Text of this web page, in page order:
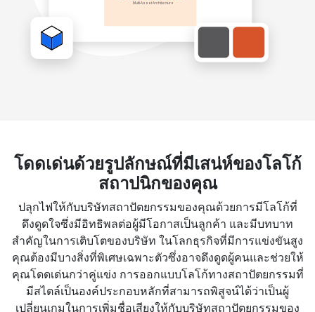
โดดเด่นด้วยรูปลักษณ์ที่มีเสน่ห์ของโลโก้
สถาปนิกของคุณ
ปลุกไฟให้กับบริษัทสถาปัตยกรรมของคุณด้วยการมีโลโก้ที่
ดึงดูดใจซึ่งมีอิทธิพลต่อผู้มีโอกาสเป็นลูกค้า และมีบทบาท
สำคัญในการเติบโตของบริษัท ในโลกธุรกิจที่มีการแข่งขันสูง
คุณต้องมีบางสิ่งที่พิเศษเฉพาะตัวซึ่งอาจดึงดูดผู้คนและช่วยให้
คุณโดดเด่นกว่าคู่แข่ง การออกแบบโลโก้ทางสถาปัตยกรรมที่
มีสไตล์เป็นองค์ประกอบหลักที่สามารถพิสูจน์ได้ว่าเป็นผู้
เปลี่ยนเกมในการเพิ่มชื่อเสียงให้กับบริษัทสถาปัตยกรรมของ